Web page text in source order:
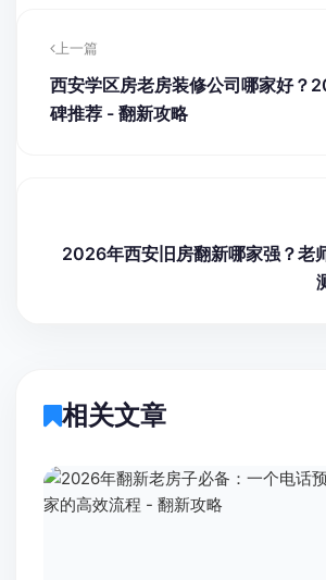
上一篇
西安学区房老房装修公司哪家好？
碑推荐 - 翻新攻略
2026年西安旧房翻新哪家强？老
相关文章